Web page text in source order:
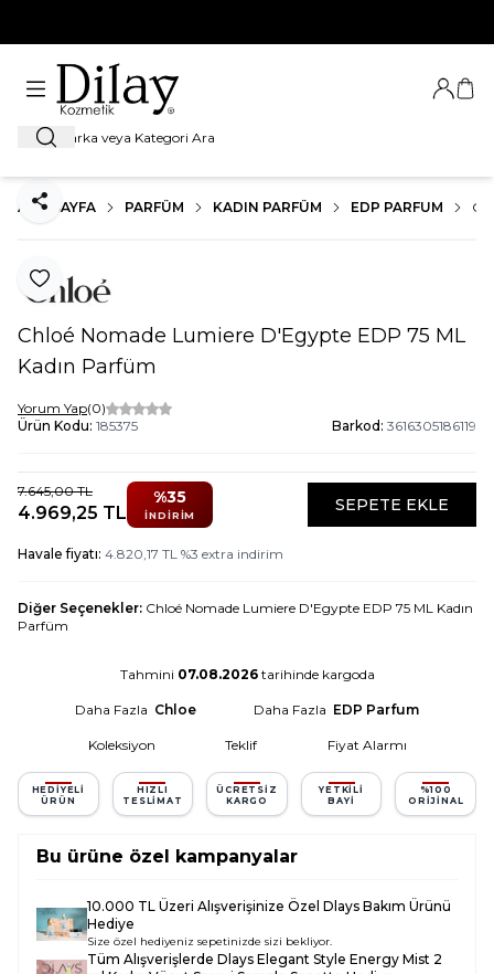
Ara
Giriş
ANA SAYFA PARFÜM KADIN PARFÜM EDP PARFUM
Favoriye Ekle
Paylaş
Chloé Nomade Lumiere D'Egypte EDP 75 ML
Kadın Parfüm
Yorum Yap(0)
Ürün Kodu: 185375 Barkod: 3616305186119
7.645,00TL
4.969,25 TL
%35
İNDIRIM
SEPETE EKLE
Havale fiyatı: 4.820,17 TL %3 extra indirim
Diğer Seçenekler: Chloé Nomade Lumiere D'Egypte EDP 75 ML Kadın
Parfüm
Tahmini 07.08.2026tarihinde kargoda
Daha Fazla Chloe Daha Fazla EDP Parfum
Koleksiyon Teklif Fiyat Alarmı
HEDIYELI
ÜRÜN
HIZLI
TESLIMAT
ÜCRETSIZ
KARGO
YETKILI
BAYI
%100
ORIJINAL
Bu ürüne özel kampanyalar
10.000 TL Üzeri Alışverişinize Özel Dlays Bakım Ürünü
Hediye
Size özel hediyeniz sepetinizde sizi bekliyor.
Tüm Alışverişlerde Dlays Elegant Style Energy Mist 2